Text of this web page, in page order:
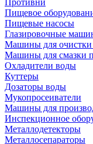
Противни
Пищевое
Пищевые насосы
Глазировочные
Машины для очистки
Машины для смазки
Охладители воды
Куттеры
Дозаторы воды
Мукопросеиватели
Машины для
Инспекционное
Металлодетекторы
Металлосепараторы